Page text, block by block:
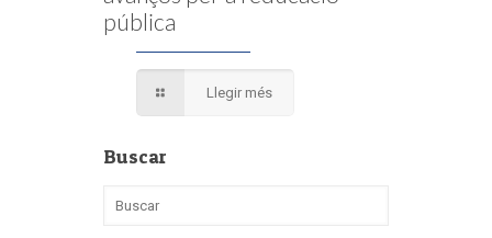
pública
Llegir més
Buscar